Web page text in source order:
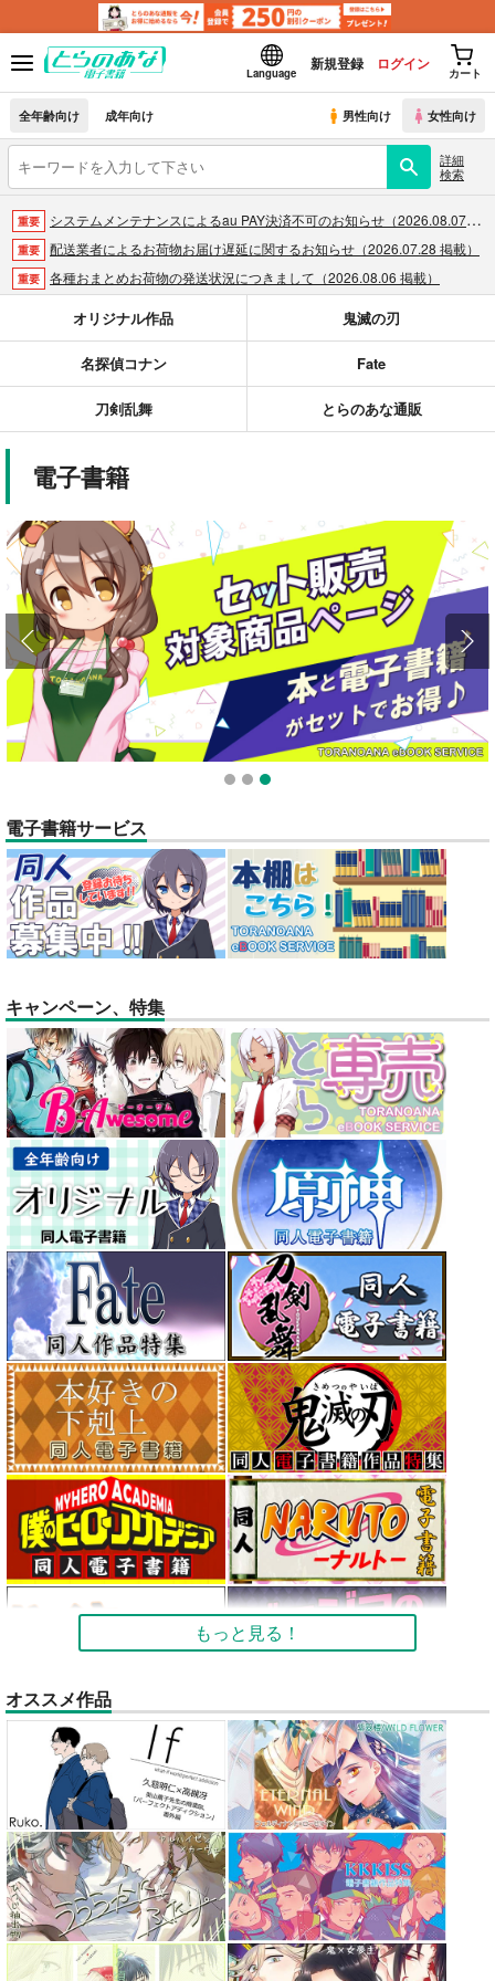
Language
新規登録 ログイン
カート
全年齢向け 成年向け 男性向け 女性向け
詳細
検索
重要 システムメンテナンスによるau PAY決済不可のお知らせ（2026.08.07 掲載）
重要 配送業者によるお荷物お届け遅延に関するお知らせ（2026.07.28 掲載）
重要 各種おまとめお荷物の発送状況につきまして（2026.08.06 掲載）
おまとめサイクル「定期便(月2)」一般会員様の利用再開のお知らせ（2026.02.05 掲載）
重要 「とらのあな×駿河屋日本橋乙女同人誌館」通販店頭受取サービス開始のお知らせ（2026.01.05 更新｜2025.12.30 掲載）
【2025/12/1より】「通販ポイント⇒とらコイン変換キャンペーン」終了のお知らせ（2025.11.21 掲載）
重要 ポイント付与・管理体制改定のお知らせ（2024.11.20 掲載）
オリジナル作品 鬼滅の刃
名探偵コナン Fate
刀剣乱舞 とらのあな通販
電子書籍
1 2 3
電子書籍サービス
キャンペーン、特集
もっと見る！
オススメ作品